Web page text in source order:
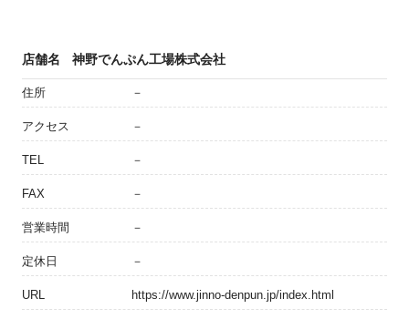
店舗名 神野でんぷん工場株式会社
住所 －
アクセス －
TEL －
FAX －
営業時間 －
定休日 －
URL https://www.jinno-denpun.jp/index.html